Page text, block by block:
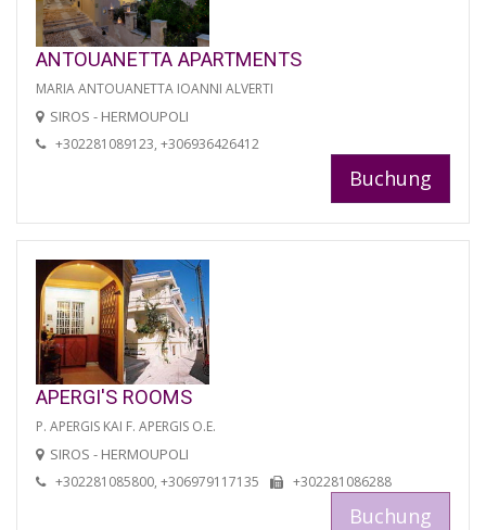
ANTOUANETTA APARTMENTS
MARIA ANTOUANETTA IOANNI ALVERTI
SIROS - HERMOUPOLI
+302281089123, +306936426412
Buchung
APERGI'S ROOMS
P. APERGIS KAI F. APERGIS O.E.
SIROS - HERMOUPOLI
+302281085800, +306979117135 +302281086288
Buchung